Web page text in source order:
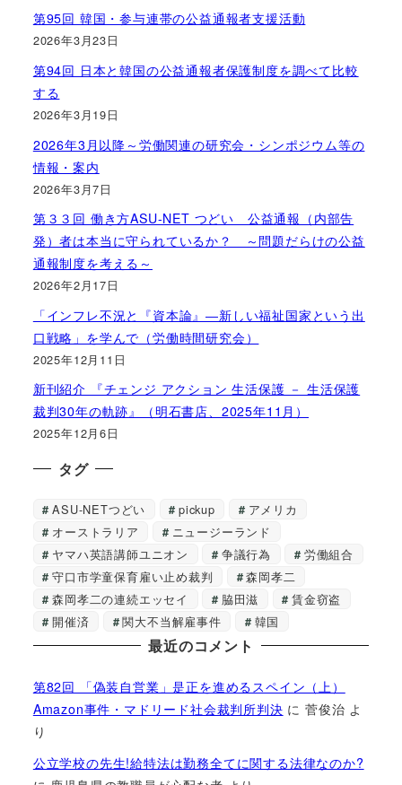
第95回 韓国・参与連帯の公益通報者支援活動
2026年3月23日
第94回 日本と韓国の公益通報者保護制度を調べて比較
する
2026年3月19日
2026年3月以降～労働関連の研究会・シンポジウム等の
情報・案内
2026年3月7日
第３３回 働き方ASU-NET つどい 公益通報（内部告
発）者は本当に守られているか？ ～問題だらけの公益
通報制度を考える～
2026年2月17日
「インフレ不況と『資本論』―新しい福祉国家という出
口戦略」を学んで（労働時間研究会）
2025年12月11日
新刊紹介 『チェンジ アクション 生活保護 － 生活保護
裁判30年の軌跡』（明石書店、2025年11月）
2025年12月6日
タグ
ASU-NETつどい pickup
アメリカ
オーストラリア
ニュージーランド
ヤマハ英語講師ユニオン
争議行為
労働組合
守口市学童保育雇い止め裁判
森岡孝二
森岡孝二の連続エッセイ
脇田滋
賃金窃盗
開催済
関大不当解雇事件 韓国
最近のコメント
第82回 「偽装自営業」是正を進めるスペイン（上）
Amazon事件・マドリード社会裁判所判決 に菅俊治 よ
り
公立学校の先生!給特法は勤務全てに関する法律なのか?